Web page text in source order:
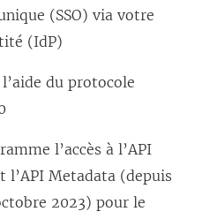
(SSO) via votre
(IdP)
du protocole
l’accès à l’API
l’API Metadata (depuis
2023) pour le